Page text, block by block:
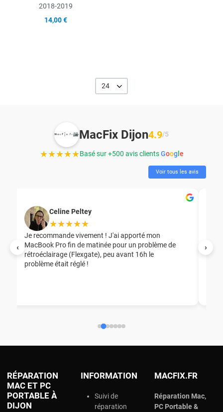
2018-2019
14,00 €
24
‹ ›
MacFix Dijon4.9/5
★★★★★Basé sur +500 avis clientsGoogle
Voir tous les avis
Celine Peltey
★★★★★
Je recommande vivement ! J'ai apporté mon
MacBook Pro fin de matinée pour un problème de
rétroéclairage (Flexgate), peu avant 16h le
problème était réglé !
RÉPARATION
MAC ET PC
PORTABLE À
DIJON
INFORMATION
Suivi de
réparation
MACFIX.FR
Réparation Mac,
PC Portable &